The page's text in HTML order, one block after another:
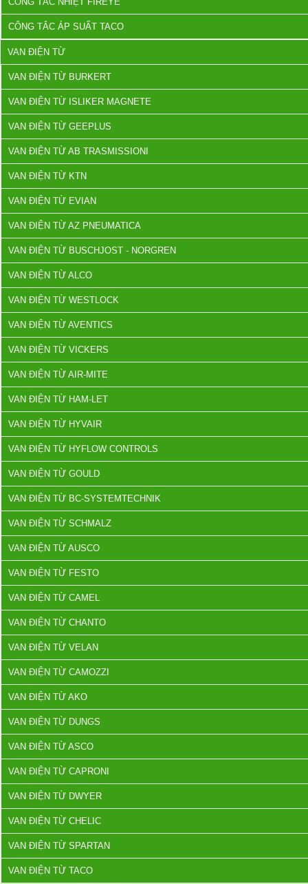
CÔNG TẮC ÁP SUẤT TACO
VAN ĐIỆN TỪ
VAN ĐIỆN TỪ BURKERT
VAN ĐIỆN TỪ ISLIKER MAGNETE
VAN ĐIỆN TỪ GEEPLUS
VAN ĐIỆN TỪ AB TRASMISSIONI
VAN ĐIỆN TỪ KTN
VAN ĐIỆN TỪ EVIAN
VAN ĐIỆN TỪ AZ PNEUMATICA
VAN ĐIỆN TỪ BUSCHJOST - NORGREN
VAN ĐIỆN TỪ ALCO
VAN ĐIỆN TỪ WESTLOCK
VAN ĐIỆN TỪ AVENTICS
VAN ĐIỆN TỪ VICKERS
VAN ĐIỆN TỪ AIR-MITE
VAN ĐIỆN TỪ HAM-LET
VAN ĐIỆN TỪ HYVAIR
VAN ĐIỆN TỪ HYFLOW CONTROLS
VAN ĐIỆN TỪ GOULD
VAN ĐIỆN TỪ BC-SYSTEMTECHNIK
VAN ĐIỆN TỪ SCHMALZ
VAN ĐIỆN TỪ AUSCO
VAN ĐIỆN TỪ FESTO
VAN ĐIỆN TỪ CAMEL
VAN ĐIỆN TỪ CHANTO
VAN ĐIỆN TỪ VELAN
VAN ĐIỆN TỪ CAMOZZI
VAN ĐIỆN TỪ AKO
VAN ĐIỆN TỪ DUNGS
VAN ĐIỆN TỪ ASCO
VAN ĐIỆN TỪ CAPRONI
VAN ĐIỆN TỪ DWYER
VAN ĐIỆN TỪ CHELIC
VAN ĐIỆN TỪ SPARTAN
VAN ĐIỆN TỪ TACO